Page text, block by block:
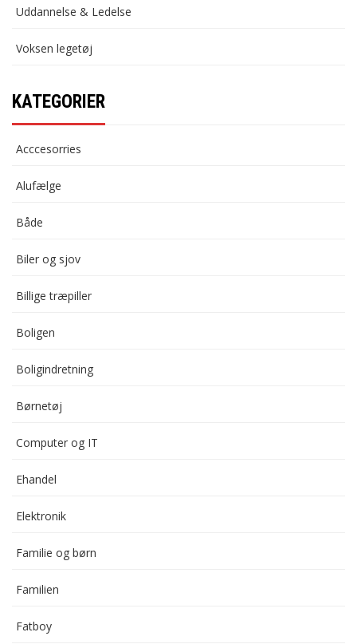
Uddannelse & Ledelse
Voksen legetøj
KATEGORIER
Acccesorries
Alufælge
Både
Biler og sjov
Billige træpiller
Boligen
Boligindretning
Børnetøj
Computer og IT
Ehandel
Elektronik
Familie og børn
Familien
Fatboy